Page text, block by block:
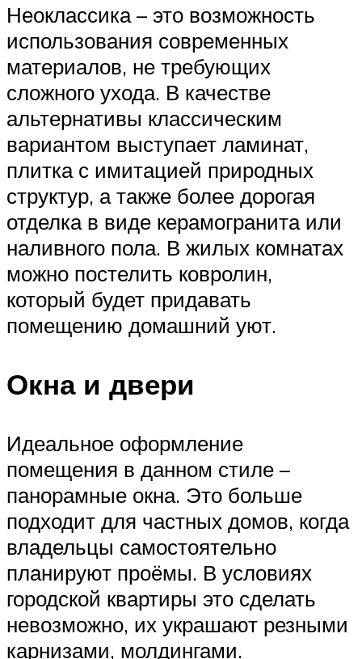
Неоклассика – это возможность
использования современных
материалов, не требующих
сложного ухода. В качестве
альтернативы классическим
вариантом выступает ламинат,
плитка с имитацией природных
структур, а также более дорогая
отделка в виде керамогранита или
наливного пола. В жилых комнатах
можно постелить ковролин,
который будет придавать
помещению домашний уют.
Окна и двери
Идеальное оформление
помещения в данном стиле –
панорамные окна. Это больше
подходит для частных домов, когда
владельцы самостоятельно
планируют проёмы. В условиях
городской квартиры это сделать
невозможно, их украшают резными
карнизами, молдингами.